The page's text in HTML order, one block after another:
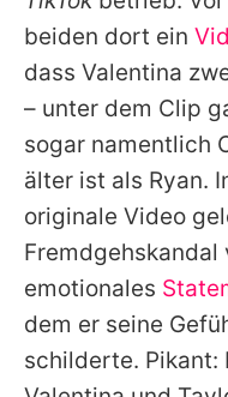
beiden dort ein
dass Valentina
– unter dem Clip
sogar namentlich
älter ist als Ryan.
originale Video
emotionales
dem er seine
schilderte. Pikant: